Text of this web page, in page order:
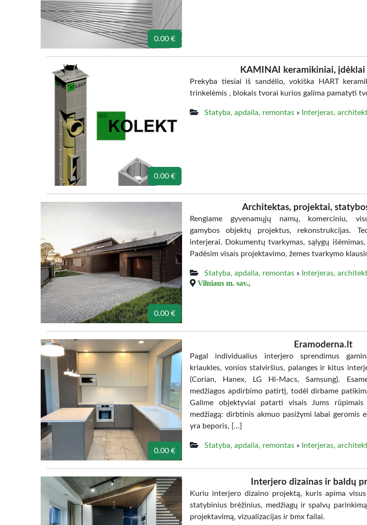
0.00 €
0.00 €
KAMINAI keramikiniai, įdėklai
Prekyba tiesiai iš sandėlio, vokiška HART
trinkelėmis , blokais tvorai kurios galima pamatyti
Statyba, apdaila, remontas» Interjeras,
0.00 €
Architektas, projektai,
Rengiame gyvenamųjų namų, komerciniu,
gamybos objektų projektus, rekonstrukcijas.
interjerai. Dokumentų tvarkymas, sąlygų
Padėsim visais projektavimo, žemes tvarkymo
Statyba, apdaila, remontas»
Interjeras,
Vilniaus m. sav.,
0.00 €
Eramoderna.lt
Pagal individualius interjero sprendimus
kriaukles, vonios stalviršius, palanges ir kitus
(Corian, Hanex, LG Hi-Macs, Samsung).
medžiagos apdirbimo patirtį, todėl dirbame
Galime objektyviai patarti visais Jums rūpimais
medžiagą: dirbtinis akmuo pasižymi labai geromis
yra beporis, […]
Statyba, apdaila, remontas» Interjeras,
Interjero dizainas ir baldų
Kuriu interjero dizaino projektą, kuris apima
statybinius brėžinius, medžiagų ir spalvų
projektavimą, vizualizacijas ir bmx failai.